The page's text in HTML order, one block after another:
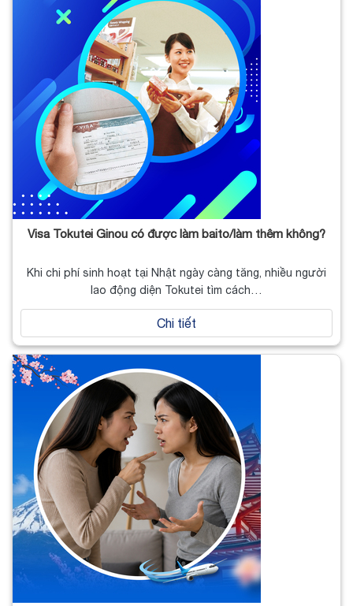
Visa Tokutei Ginou có được làm baito/làm thêm không?
Khi chi phí sinh hoạt tại Nhật ngày càng tăng, nhiều người
lao động diện Tokutei tìm cách…
Chi tiết